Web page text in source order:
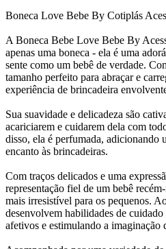
Boneca Love Bebe By Cotiplás
A Boneca Bebe Love Bebe By
apenas uma boneca - ela é uma
sente como um bebê de verdade.
tamanho perfeito para abraçar e
experiência de brincadeira
Sua suavidade e delicadeza são
acariciarem e cuidarem dela com
disso, ela é perfumada, adicionando
encanto às brincadeiras.
Com traços delicados e uma
representação fiel de um bebê
mais irresistível para os pequenos.
desenvolvem habilidades de
afetivos e estimulando a imaginação